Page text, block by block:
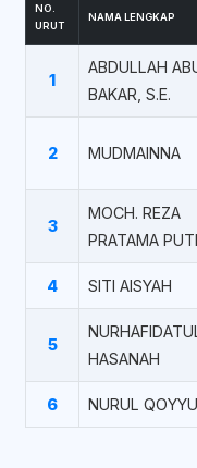
NO.
URUT
NAMA LENGKAP
1
ABDULLAH
BAKAR, S.E.
2 MUDMAINNA
3
MOCH. REZA
PRATAMA
4 SITI AISYAH
5
HASANAH
6 NURUL